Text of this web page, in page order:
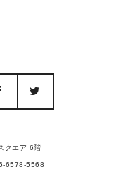
クエア 6階
6578-5568